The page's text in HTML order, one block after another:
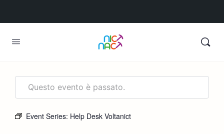
Questo evento è passato.
Event Series: Help Desk Voltanict